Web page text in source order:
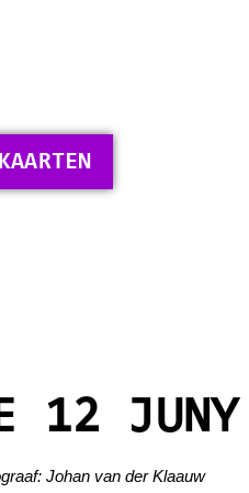
KAARTEN
12
Johan van der Klaauw